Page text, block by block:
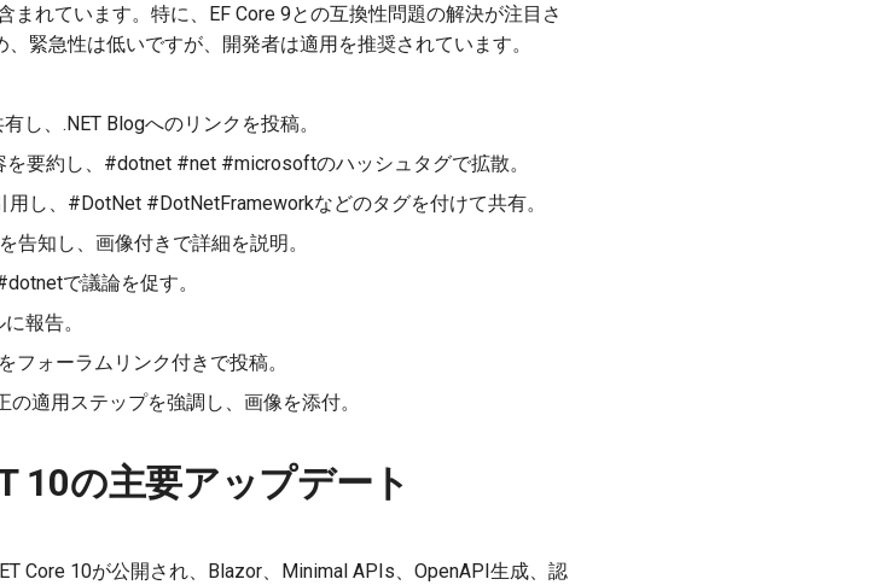
れています。特に、EF Core 9との互換性問題の解決が注目さ
緊急性は低いですが、開発者は適用を推奨されています。
し、.NET Blogへのリンクを投稿。
要約し、#dotnet #net #microsoftのハッシュタグで拡散。
用し、#DotNet #DotNetFrameworkなどのタグを付けて共有。
告知し、画像付きで詳細を説明。
で議論を促す。
報告。
フォーラムリンク付きで投稿。
適用ステップを強調し、画像を添付。
10の主要アップデート
Core 10が公開され、Blazor、Minimal APIs、OpenAPI生成、認